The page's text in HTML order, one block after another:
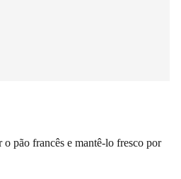
pão francês e mantê-lo fresco por